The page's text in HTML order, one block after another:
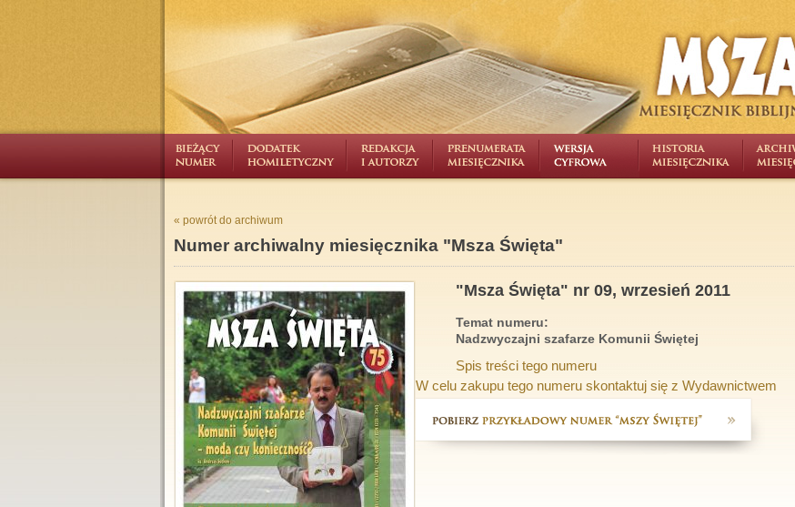
« powrót do archiwum
Numer archiwalny miesięcznika "Msza Święta"
"Msza Święta" nr 09, wrzesień 2011
Temat numeru:
Nadzwyczajni szafarze Komunii Świętej
Spis treści tego numeru
W celu zakupu tego numeru skontaktuj się z Wydawnictwem